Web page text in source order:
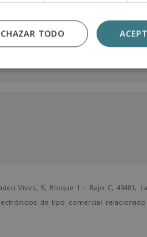
Vives, 5, Bloque 1 - Bajo C, 43481,
de tipo comercial
TODO